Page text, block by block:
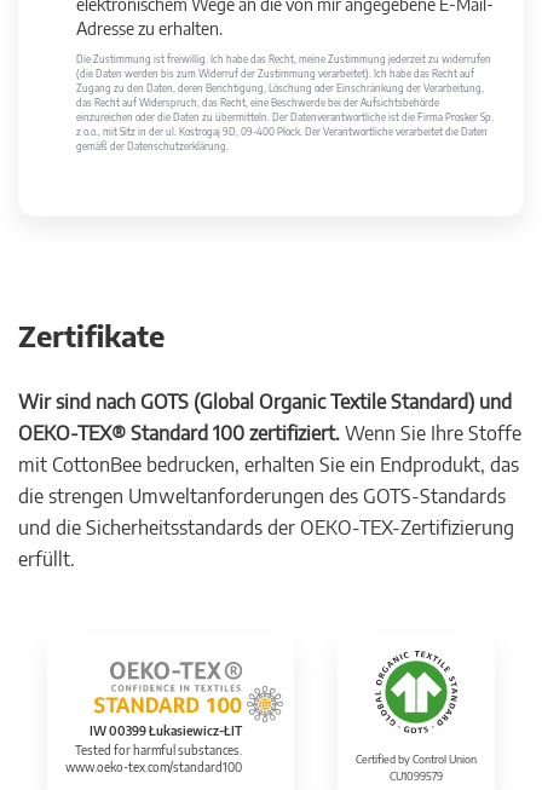
elektronischem Wege an die von mir angegebene E-Mail-
Adresse zu erhalten.
Die Zustimmung ist freiwillig. Ich habe das Recht, meine Zustimmung jederzeit zu widerrufen
(die Daten werden bis zum Widerruf der Zustimmung verarbeitet). Ich habe das Recht auf
Zugang zu den Daten, deren Berichtigung, Löschung oder Einschränkung der Verarbeitung,
das Recht auf Widerspruch, das Recht, eine Beschwerde bei der Aufsichtsbehörde
einzureichen oder die Daten zu übermitteln. Der Datenverantwortliche ist die Firma Prosker Sp.
z o.o., mit Sitz in der ul. Kostrogaj 9D, 09-400 Płock. Der Verantwortliche verarbeitet die Daten
gemäß der Datenschutzerklärung.
Zertifikate
Wir sind nach GOTS (Global Organic Textile Standard) und
OEKO-TEX® Standard 100 zertifiziert. Wenn Sie Ihre Stoffe
mit CottonBee bedrucken, erhalten Sie ein Endprodukt, das
die strengen Umweltanforderungen des GOTS-Standards
und die Sicherheitsstandards der OEKO-TEX-Zertifizierung
erfüllt.
IW 00399 Łukasiewicz-ŁIT
Tested for harmful substances.
www.oeko-tex.com/standard100
Certified by Control Union
CU1099579